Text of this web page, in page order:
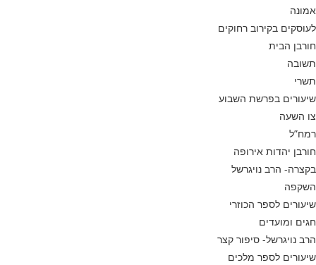
אמונה
לעוסקים בקירוב רחוקים
חורבן הבית
תשובה
תשרי
שיעורים בפרשת השבוע
צו השעה
רמח”ל
חורבן יהדות אירופה
בקצרה- הרב נויגרשל
השקפה
שיעורים לספר הכוזרי
חגים ומועדים
הרב נויגרשל- סיפור קצר
שיעורים לספר מלכים